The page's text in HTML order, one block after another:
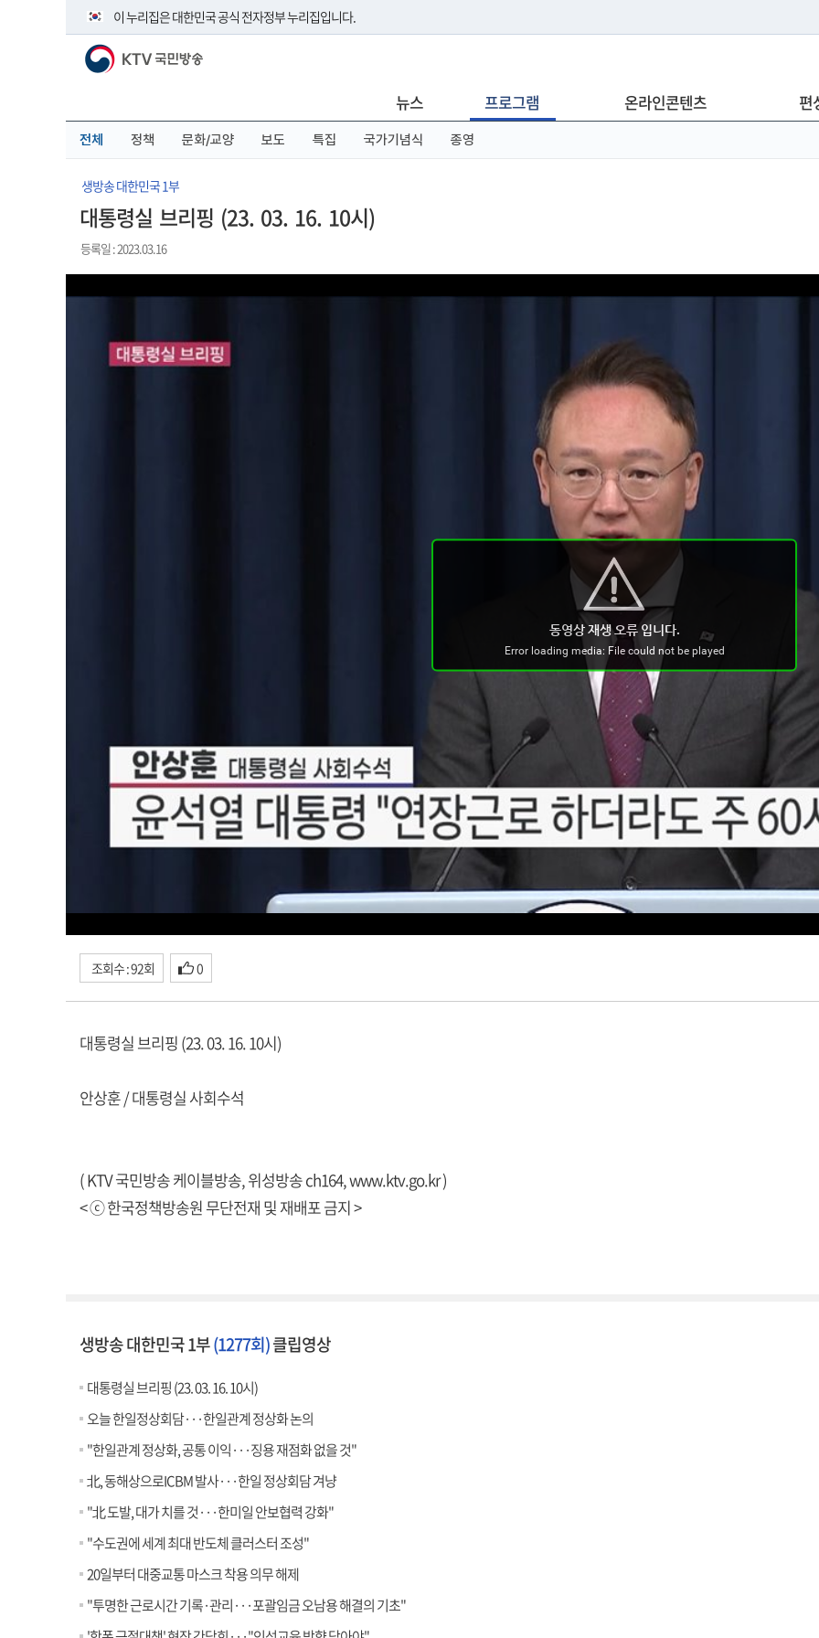
이 누리집은 대한민국 공식 전자정부 누리집입니다.
공식 누리집 주소 확인하기
이밖에 or.kr 또는 .kr등 다른 도메인 주소를 사용하고 있다면 아래 URL에서 도메인 주소를 확인해 보세요
KTV 국민방송
뉴스 프로그램 온라인콘텐츠 편
전체 정책 문화/교양 보도 특집 국가기념식 종영
생방송 대한민국 1부
대통령실 브리핑 (23. 03. 16. 10시)
등록일 : 2023.03.16
조회수 : 92회 0
대통령실 브리핑 (23. 03. 16. 10시)
안상훈 / 대통령실 사회수석
( KTV 국민방송 케이블방송, 위성방송 ch164,www.ktv.go.kr)
< ⓒ 한국정책방송원 무단전재 및 재배포 금지 >
생방송 대한민국 1부(1277회)클립영상
대통령실 브리핑 (23. 03. 16. 10시)
오늘 한일정상회담···한일관계 정상화 논의
"한일관계 정상화, 공통 이익···징용 재점화 없을 것"
北, 동해상으로ICBM 발사···한일 정상회담 겨냥
"北 도발, 대가 치를 것···한미일 안보협력 강화"
"수도권에 세계 최대 반도체 클러스터 조성"
20일부터 대중교통 마스크 착용 의무 해제
"투명한 근로시간 기록·관리···포괄임금 오남용 해결의 기초"